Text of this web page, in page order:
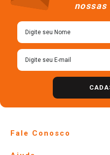
Fale Conosco